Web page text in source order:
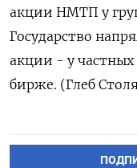
акции НМТП ‌у
‌Государство
акции - у ​частных
бирже. (Глеб